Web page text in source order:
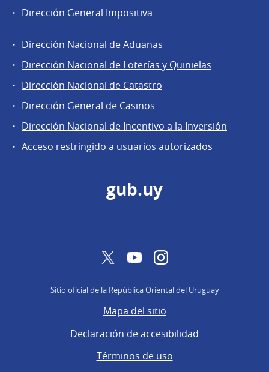
Dirección General Impositiva
Áreas
de
la
Dirección
General
de
Secretaría
Dirección Nacional de Aduanas
Dirección Nacional de Loterías y Quinielas
Dirección Nacional de Catastro
Dirección General de Casinos
Dirección Nacional de Incentivo a la Inversión
Acceso restringido a usuarios autorizados
gub.uy
TwitterYouTubeInstagram
Sitio oficial de la República Oriental del Uruguay
Mapa del sitio
Declaración de accesibilidad
Términos de uso